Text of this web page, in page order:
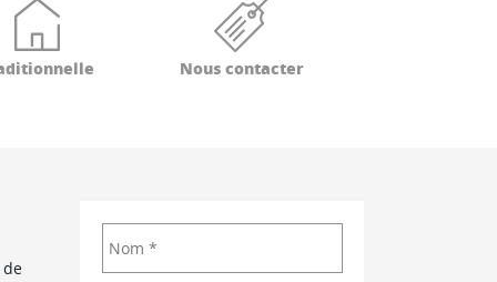
Nous contacter